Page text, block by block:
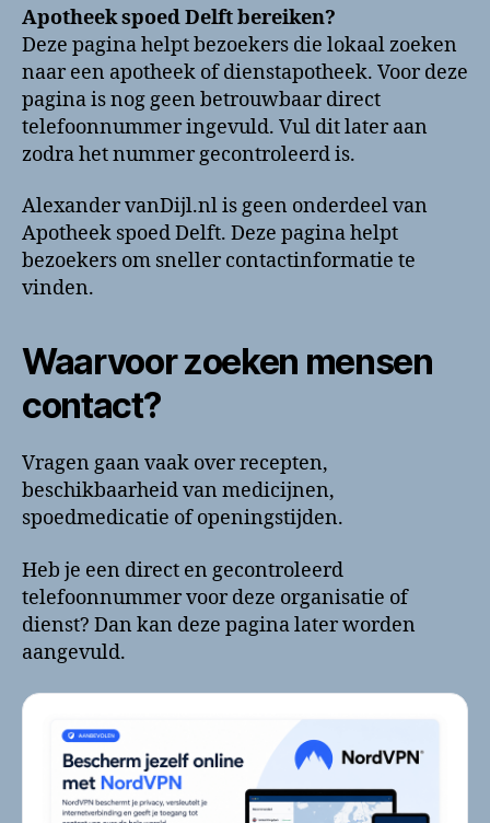
Apotheek spoed Delft bereiken?
Deze pagina helpt bezoekers die lokaal zoeken
naar een apotheek of dienstapotheek. Voor deze
pagina is nog geen betrouwbaar direct
telefoonnummer ingevuld. Vul dit later aan
zodra het nummer gecontroleerd is.
Alexander vanDijl.nl is geen onderdeel van
Apotheek spoed Delft. Deze pagina helpt
bezoekers om sneller contactinformatie te
vinden.
Waarvoor zoeken mensen
contact?
Vragen gaan vaak over recepten,
beschikbaarheid van medicijnen,
spoedmedicatie of openingstijden.
Heb je een direct en gecontroleerd
telefoonnummer voor deze organisatie of
dienst? Dan kan deze pagina later worden
aangevuld.